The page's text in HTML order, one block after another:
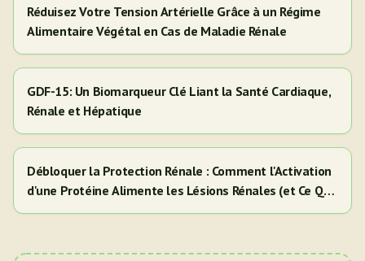
Réduisez Votre Tension Artérielle Grâce à un Régime
Alimentaire Végétal en Cas de Maladie Rénale
GDF-15: Un Biomarqueur Clé Liant la Santé Cardiaque,
Rénale et Hépatique
Débloquer la Protection Rénale : Comment l'Activation
d'une Protéine Alimente les Lésions Rénales (et Ce Que
Cela Signifie Pour Vous)